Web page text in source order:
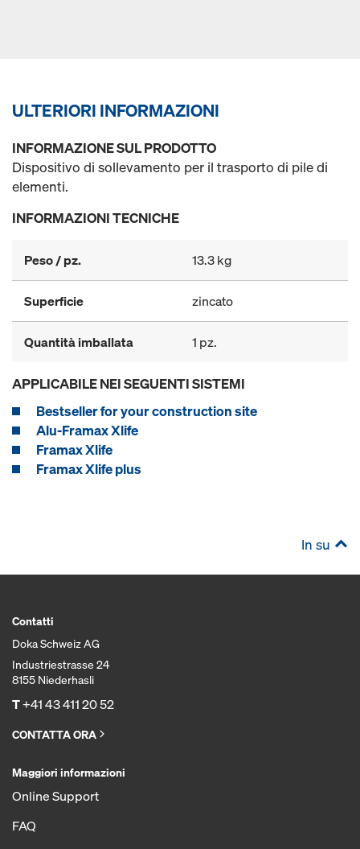
ULTERIORI INFORMAZIONI
INFORMAZIONE SUL PRODOTTO
Dispositivo di sollevamento per il trasporto di pile di
elementi.
INFORMAZIONI TECNICHE
Peso / pz. 13.3 kg
Superficie zincato
Quantità imballata 1 pz.
APPLICABILE NEI SEGUENTI SISTEMI
Bestseller for your construction site
Alu-Framax Xlife
Framax Xlife
Framax Xlife plus
In su
Contatti
Doka Schweiz AG
Industriestrasse 24
8155 Niederhasli
T+41 43 411 20 52
CONTATTA ORA
Maggiori informazioni
Online Support
FAQ